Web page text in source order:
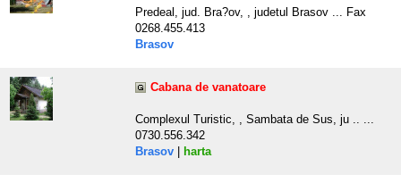
Predeal, jud. Bra?ov, , judetul Brasov ... Fax
0268.455.413
Brasov
Cabana de vanatoare
Complexul Turistic, , Sambata de Sus, ju .. ...
0730.556.342
Brasov
harta